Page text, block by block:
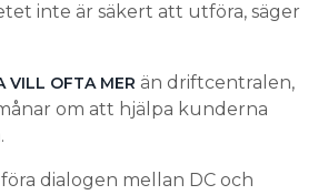
inte är säkert att utföra, säger
VILL OFTA MER än driftcentralen,
om att hjälpa kunderna
dialogen mellan DC och